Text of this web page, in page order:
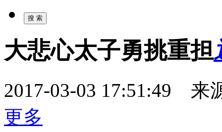
大悲心太子勇挑重担
2017-03-03 17:51:49
更多